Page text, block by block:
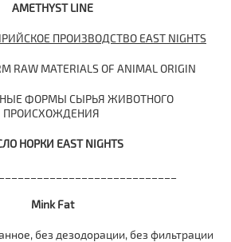
AMETHYST LINE
ПРОИЗВОДСТВО EAST NIGHTS
RAW MATERIALS OF ANIMAL ORIGIN
ФОРМЫ СЫРЬЯ ЖИВОТНОГО
ПРОИСХОЖДЕНИЯ
НОРКИ EAST NIGHTS
Mink Fat
без дезодорации, без фильтрации